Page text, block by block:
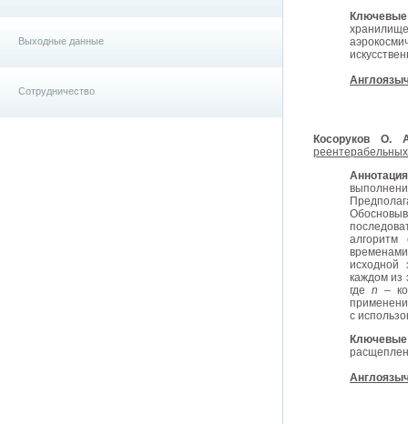
Выходные данные
Сотрудничество
Косоруков
алгоритм
исходной
каждом из
гдеn –
с